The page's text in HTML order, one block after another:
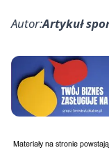
Autor:Artykuł